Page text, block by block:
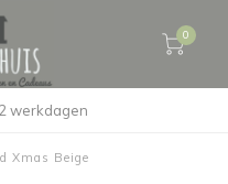
0
werkdagen
Xmas Beige